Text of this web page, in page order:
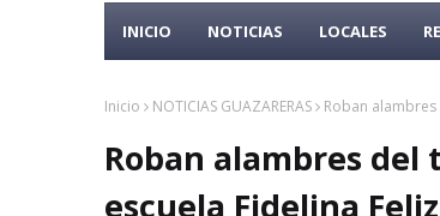
INICIO NOTICIAS LOCALES
Inicio NOTICIAS GUAZARERAS Roban
Roban alambres
escuela Fidelina